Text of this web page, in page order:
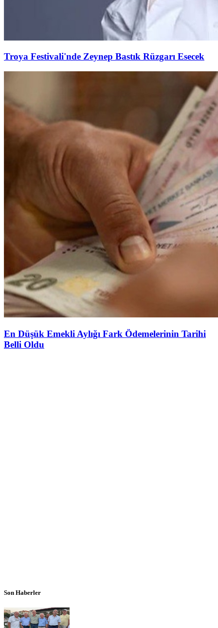
Troya Festivali'nde Zeynep Bastık Rüzgarı Esecek
En Düşük Emekli Aylığı Fark Ödemelerinin Tarihi
Belli Oldu
Son Haberler